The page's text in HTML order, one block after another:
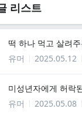
리스트
떡 하나 먹고 살려
유머
2025.05.12
미성년자에게 허락
유머
2025.05.08